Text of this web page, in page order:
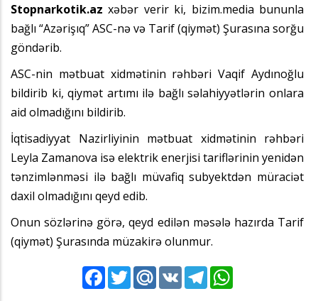
Stopnarkotik.az xəbər verir ki, bizim.media bununla
bağlı “Azərişıq” ASC-nə və Tarif (qiymət) Şurasına sorğu
göndərib.
ASC-nin mətbuat xidmətinin rəhbəri Vaqif Aydınoğlu
bildirib ki, qiymət artımı ilə bağlı səlahiyyətlərin onlara
aid olmadığını bildirib.
İqtisadiyyat Nazirliyinin mətbuat xidmətinin rəhbəri
Leyla Zamanova isə elektrik enerjisi tariflərinin yenidən
tənzimlənməsi ilə bağlı müvafiq subyektdən müraciət
daxil olmadığını qeyd edib.
Onun sözlərinə görə, qeyd edilən məsələ hazırda Tarif
(qiymət) Şurasında müzakirə olunmur.
FacebookTwitterMail.RuVK Telegram